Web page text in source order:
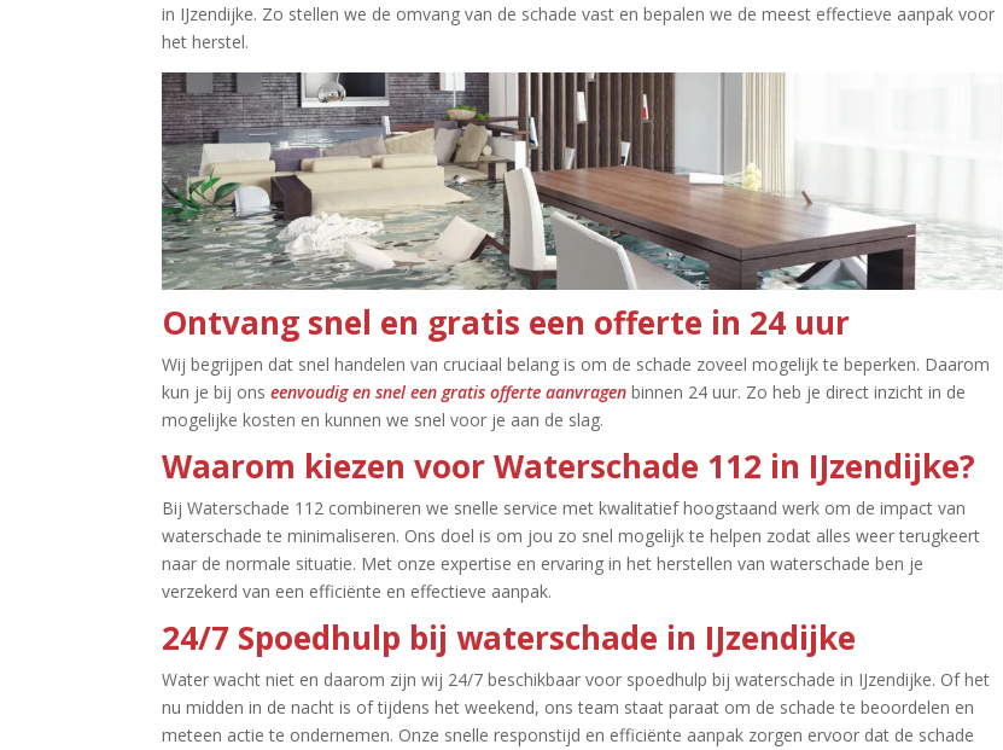
in IJzendijke.​ Zo stellen we de omvang van de schade vast en bepalen we de meest effectieve aanpak voor
het herstel.​
Ontvang snel en gratis een offerte in 24 uur
Wij begrijpen dat snel handelen van cruciaal belang is om de schade zoveel mogelijk te beperken.​ Daarom
kun je bij onseenvoudig en snel een gratis offerte aanvragen binnen 24 uur.​ Zo heb je direct inzicht in de
mogelijke kosten en kunnen we snel voor je aan de slag.​
Waarom kiezen voor Waterschade 112 in IJzendijke?
Bij Waterschade 112 combineren we snelle service met kwalitatief hoogstaand werk om de impact van
waterschade te minimaliseren.​ Ons doel is om jou zo snel mogelijk te helpen zodat alles weer terugkeert
naar de normale situatie.​ Met onze expertise en ervaring in het herstellen van waterschade ben je
verzekerd van een efficiënte en effectieve aanpak.​
24/7 Spoedhulp bij waterschade in IJzendijke
Water wacht niet en daarom zijn wij 24/7 beschikbaar voor spoedhulp bij waterschade in IJzendijke.​ Of het
nu midden in de nacht is of tijdens het weekend, ons team staat paraat om de schade te beoordelen en
meteen actie te ondernemen.​ Onze snelle responstijd en efficiënte aanpak zorgen ervoor dat de schade